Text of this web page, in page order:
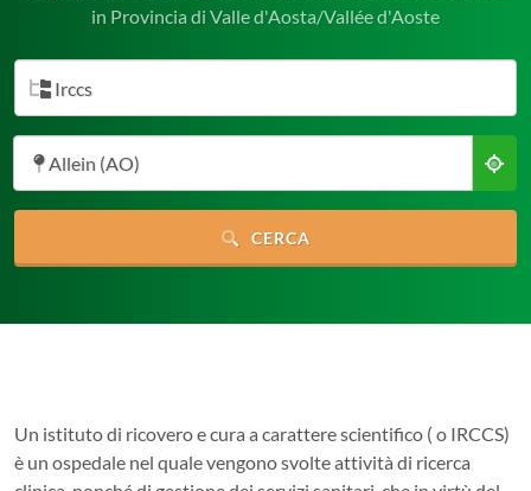
in Provincia di Valle d'Aosta/Vallée d'Aoste
Irccs
Allein (AO)
CERCA
Un istituto di ricovero e cura a carattere scientifico ( o IRCCS)
è un ospedale nel quale vengono svolte attività di ricerca